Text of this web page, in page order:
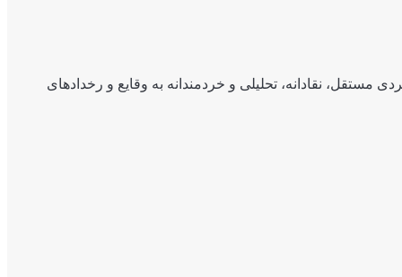
نقادانه، تحلیلی و خردمندانه به وقایع و رخدادهای